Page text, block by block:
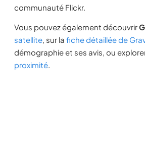
communauté Flickr.
Vous pouvez également découvrir
satellite, sur la fiche détaillée de
démographie et ses avis, ou
proximité.